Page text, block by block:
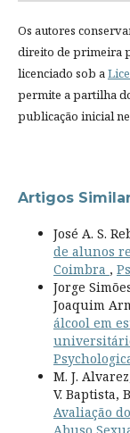
Os autores
direito de primeira
licenciado sob a
permite a partilha
publicação inicial
Artigos
José A. S.
de alunos
Coimbra ,
Jorge
Joaquim
álcool em
M. J.
V. Baptista,
Avaliação